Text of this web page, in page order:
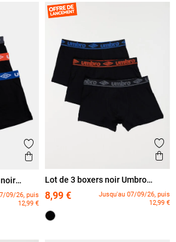
Ajouter aux favoris
Aperçu rapide
09/26, puis
12,99 €
Lot de 3 boxers noir Umbro
8,99 €
Jusqu'au 07/09/26, puis
12,99 €